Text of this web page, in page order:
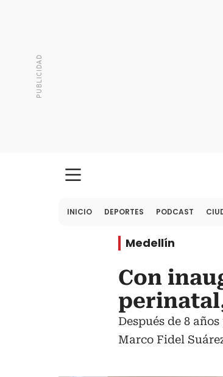
INICIO DEPORTES PODCAST
Medellín
Con
Después de 8
Marco Fidel